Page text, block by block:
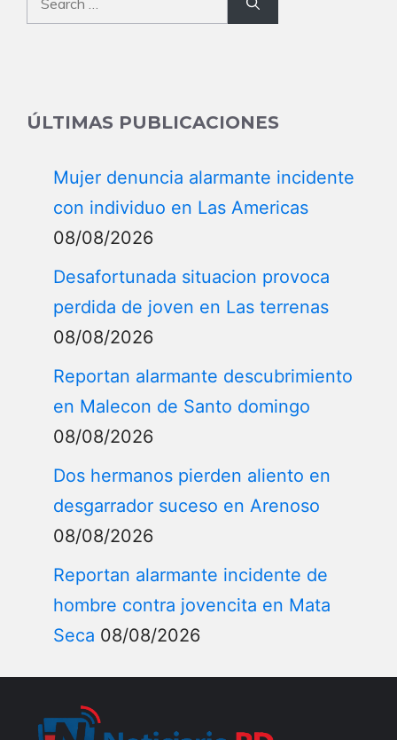
for:
ÚLTIMAS PUBLICACIONES
Mujer denuncia alarmante incidente
con individuo en Las Americas
08/08/2026
Desafortunada situacion provoca
perdida de joven en Las terrenas
08/08/2026
Reportan alarmante descubrimiento
en Malecon de Santo domingo
08/08/2026
Dos hermanos pierden aliento en
desgarrador suceso en Arenoso
08/08/2026
Reportan alarmante incidente de
hombre contra jovencita en Mata
Seca 08/08/2026